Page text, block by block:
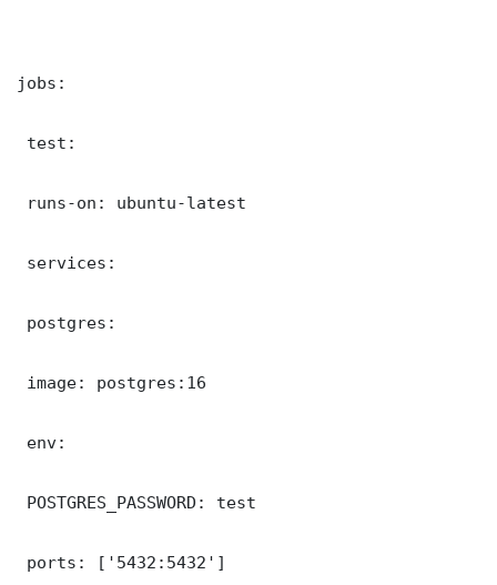
jobs:
test:
runs-on: ubuntu-latest
services:
postgres:
image: postgres:16
env:
POSTGRES_PASSWORD: test
ports: ['5432:5432']